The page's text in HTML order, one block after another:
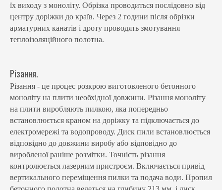
їх виходу з моноліту. Обрізка проводиться послідовно від
центру доріжки до країв. Через 2 години після обрізки
арматурних канатів і дроту проводять змотування
теплоізоляційного полотна.
Різання.
Різання - це процес розкрою виготовленого бетонного
моноліту на плити необхідної довжини. Різання моноліту
на плити виробляють пилкою, яка попередньо
встановлюється краном на доріжку та підключається до
електромережі та водопроводу. Диск пили встановлюється
відповідно до довжини виробу або відповідно до
виробленої раніше розмітки. Точність різання
контролюється лазерним пристроєм. Включається привід
вертикального переміщення пилки та подача води. Пропил